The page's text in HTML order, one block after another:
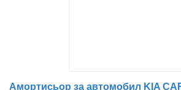
Амортисьор за автомобил KIA